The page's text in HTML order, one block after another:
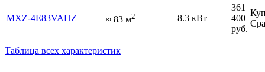
MXZ-4E83VAHZ ≈ 83 м2 8.3 кВт
361
400
руб.
Таблица всех характеристик